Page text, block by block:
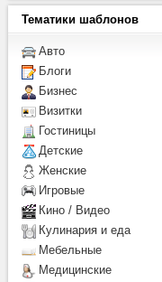
Тематики шаблонов
Авто
Блоги
Бизнес
Визитки
Гостиницы
Детcкие
Женские
Игровые
Кино / Видео
Кулинария и еда
Мебельные
Медицинские